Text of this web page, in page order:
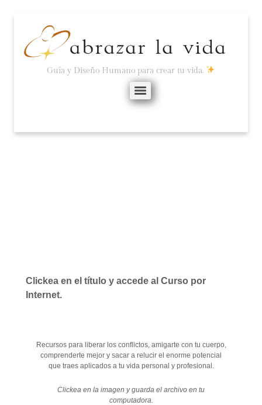
Guía y Diseño Humano para crear tu vida.
Clickea en el título y accede al Curso por
Internet.
Recursos para liberar los conflictos, amigarte con tu cuerpo,
comprenderte mejor y sacar a relucir el enorme potencial
que traes aplicados a tu vida personal y profesional.
Clickea en la imagen y guarda el archivo en tu
computadora.